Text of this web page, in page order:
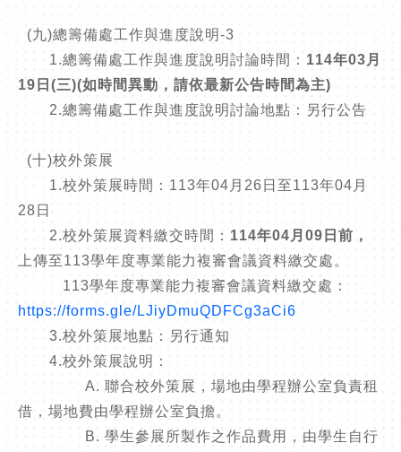
(九)總籌備處工作與進度說明-3
1.總籌備處工作與進度說明討論時間： 114年03月
19日(三)(如時間異動，請依最新公告時間為主)
2.總籌備處工作與進度說明討論地點：另行公告
(十)校外策展
1.校外策展時間：113年04月26日至113年04月
28日
2.校外策展資料繳交時間： 114年04月09日前，
上傳至113學年度專業能力複審會議資料繳交處。
113學年度專業能力複審會議資料繳交處：
https://forms.gle/LJiyDmuQDFCg3aCi6
3.校外策展地點：另行通知
4.校外策展說明：
A. 聯合校外策展，場地由學程辦公室負責租
借，場地費由學程辦公室負擔。
B. 學生參展所製作之作品費用，由學生自行